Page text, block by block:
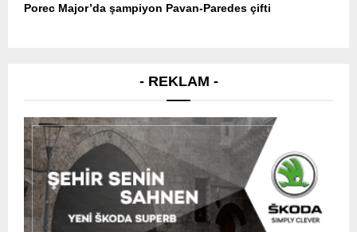
Porec Major’da şampiyon Pavan-Paredes çifti
- REKLAM -